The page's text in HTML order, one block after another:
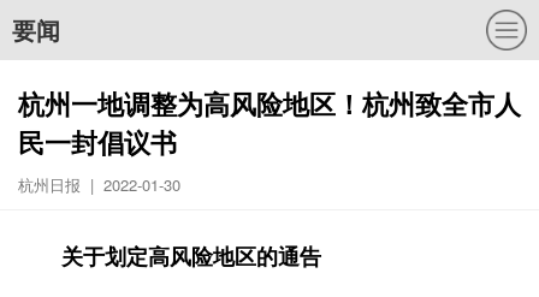
要闻
杭州一地调整为高风险地区！杭州致全市人
民一封倡议书
杭州日报 | 2022-01-30
关于划定高风险地区的通告